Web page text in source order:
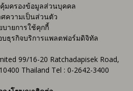
มครองข้อมูลส่วนบุคคล
ความเป็นส่วนตัว
บายการใช้คุกกี้
บธุรกิจบริการแพลตฟอร์มดิจิทัล
99/16-20 Ratchadapisek Road,
Thailand Tel : 0-2642-3400